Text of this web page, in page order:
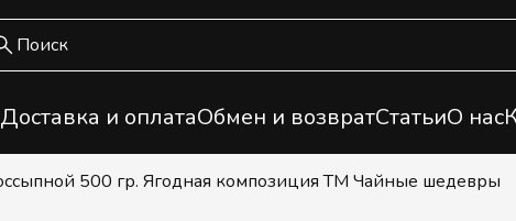
Доставка и оплатаОбмен и возвратСтатьиО нас
500 гр. Ягодная композиция ТМ Чайные шедевры